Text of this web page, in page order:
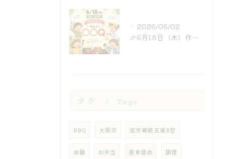
2026/06/02
🎉6月18日（木）作業所イベント開催のお知らせ🎉
タグ Tags
BBQ 大阪市 就労継続支援B型
体験 お弁当 昼食提供 調理